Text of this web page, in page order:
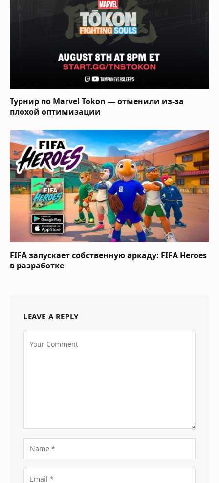
Турнир по Marvel Tokon — отменили из-за
плохой оптимизации
FIFA запускает собственную аркаду: FIFA Heroes
в разработке
LEAVE A REPLY